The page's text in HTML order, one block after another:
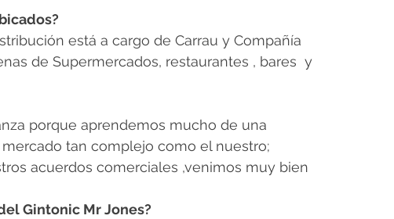
está a cargo de Carrau y Compañía
de Supermercados, restaurantes , bares  y
porque aprendemos mucho de una
tan complejo como el nuestro;
acuerdos comerciales ,venimos muy bien
Gintonic Mr Jones?